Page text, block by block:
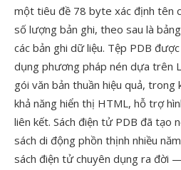
một tiêu đề 78 byte xác định tên
số lượng bản ghi, theo sau là
các bản ghi dữ liệu. Tệp PDB
dụng phương pháp nén dựa trên
gói văn bản thuần hiệu quả,
khả năng hiển thị HTML, hỗ trợ
liên kết. Sách điện tử PDB đã tạo
sách di động phồn thịnh nhiều
sách điện tử chuyên dụng ra đời